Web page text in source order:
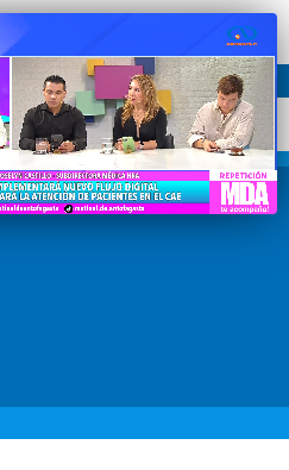
CONTACTO LÍNEA EDITORIAL